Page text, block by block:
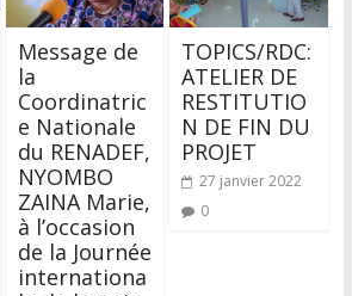
Message de
la
Coordinatric
e Nationale
du RENADEF,
NYOMBO
ZAINA Marie,
à l’occasion
de la Journée
internationa
TOPICS/RDC:
ATELIER DE
RESTITUTIO
N DE FIN DU
PROJET
27 janvier 2022
0